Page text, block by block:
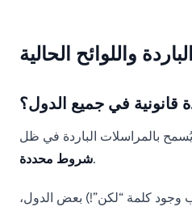
واللوائح الحالية
قانونية في جميع الدول؟
بالمراسلات الباردة في ظل
شروط محددة.
وجود كلمة “لكن”!) بعض الدول،